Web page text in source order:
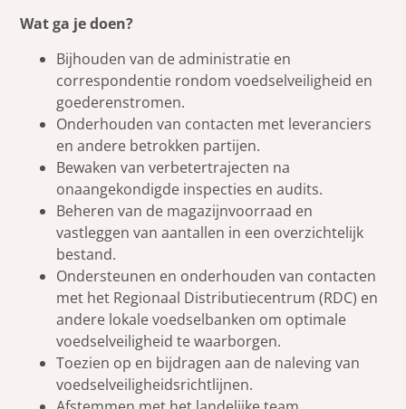
Wat ga je doen?
Bijhouden van de administratie en
correspondentie rondom voedselveiligheid en
goederenstromen.
Onderhouden van contacten met leveranciers
en andere betrokken partijen.
Bewaken van verbetertrajecten na
onaangekondigde inspecties en audits.
Beheren van de magazijnvoorraad en
vastleggen van aantallen in een overzichtelijk
bestand.
Ondersteunen en onderhouden van contacten
met het Regionaal Distributiecentrum (RDC) en
andere lokale voedselbanken om optimale
voedselveiligheid te waarborgen.
Toezien op en bijdragen aan de naleving van
voedselveiligheidsrichtlijnen.